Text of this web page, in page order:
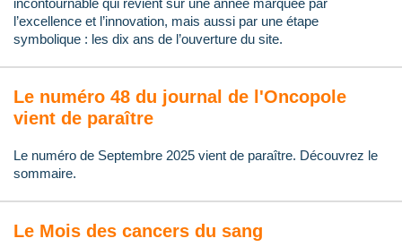
incontournable qui revient sur une année marquée par
l’excellence et l’innovation, mais aussi par une étape
symbolique : les dix ans de l’ouverture du site.
Le numéro 48 du journal de l'Oncopole
vient de paraître
Le numéro de Septembre 2025 vient de paraître. Découvrez le
sommaire.
Le Mois des cancers du sang